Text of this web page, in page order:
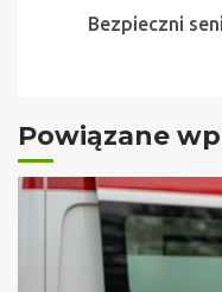
Bezpieczni
Powiązane